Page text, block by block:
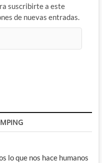
suscribirte a este
de nuevas entradas.
lo que nos hace humanos